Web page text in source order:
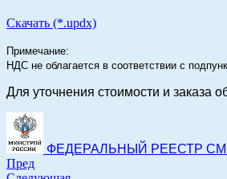
Скачать (*.updx)
Примечание:
НДС не облагается в соответствии с
Для уточнения стоимости и заказа
ФЕДЕРАЛЬНЫЙ РЕЕСТР
Пред